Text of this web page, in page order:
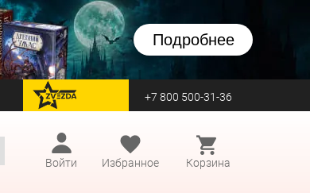
Подробнее
перейти на Zvezda +7 800 500-31-36
Войти
Избранное Корзина